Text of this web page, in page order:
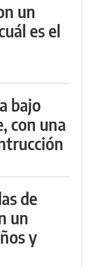
un
es el
bajo
con una
de
un
y